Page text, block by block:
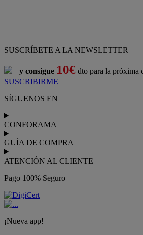
SUSCRÍBETE A LA NEWSLETTER
y consigue 10€ dto para la próxima
SUSCRIBIRME
SÍGUENOS EN
CONFORAMA
GUÍA DE COMPRA
ATENCIÓN AL CLIENTE
Pago 100% Seguro
¡Nueva app!